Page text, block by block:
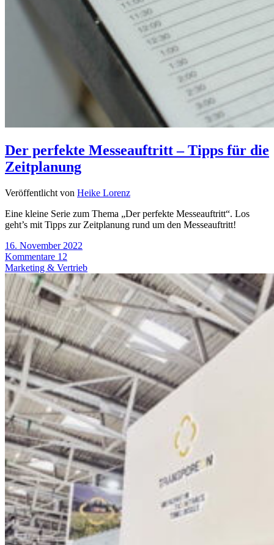
Der perfekte Messeauftritt – Tipps für die
Zeitplanung
Veröffentlicht von Heike Lorenz
Eine kleine Serie zum Thema „Der perfekte Messeauftritt“. Los
geht’s mit Tipps zur Zeitplanung rund um den Messeauftritt!
16. November 2022
Kommentare 12
Marketing & Vertrieb